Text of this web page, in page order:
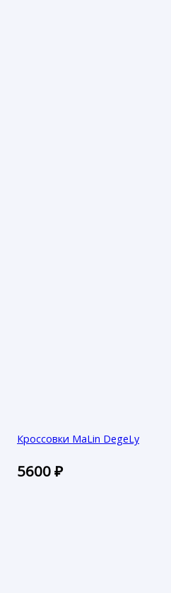
Кроссовки MaLin DegeLy
5600₽